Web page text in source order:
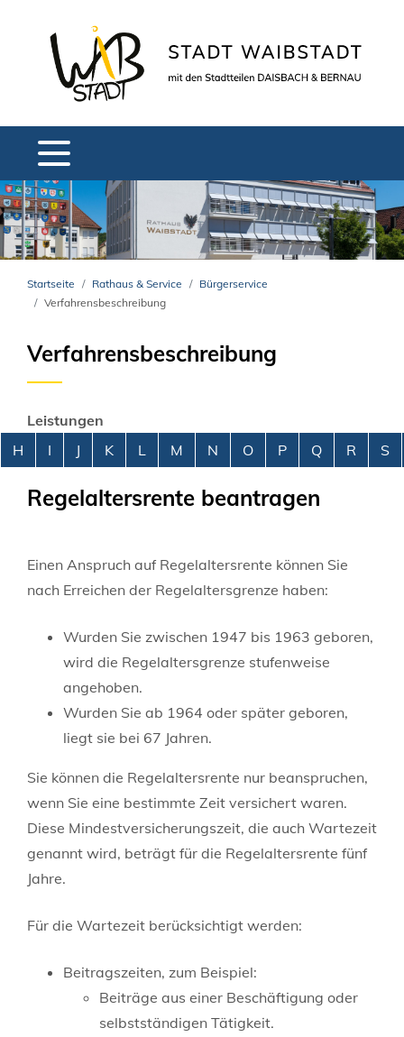
Startseite Rathaus & Service
Bürgerservice
Verfahrensbeschreibung
Verfahrensbeschreibung
Leistungen
Alphabetisches Register überspringen
H I J K L M N O P Q R S
Regelaltersrente beantragen
Einen Anspruch auf Regelaltersrente können Sie
nach Erreichen der Regelaltersgrenze haben:
Wurden Sie zwischen 1947 bis 1963 geboren,
wird die Regelaltersgrenze stufenweise
angehoben.
Wurden Sie ab 1964 oder später geboren,
liegt sie bei 67 Jahren.
Sie können die Regelaltersrente nur beanspruchen,
wenn Sie eine bestimmte Zeit versichert waren.
Diese Mindestversicherungszeit, die auch Wartezeit
genannt wird, beträgt für die Regelaltersrente fünf
Jahre.
Für die Wartezeit berücksichtigt werden:
Beitragszeiten, zum Beispiel:
Beiträge aus einer Beschäftigung oder
selbstständigen Tätigkeit.